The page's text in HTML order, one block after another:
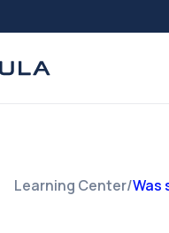
Learning Center/Was